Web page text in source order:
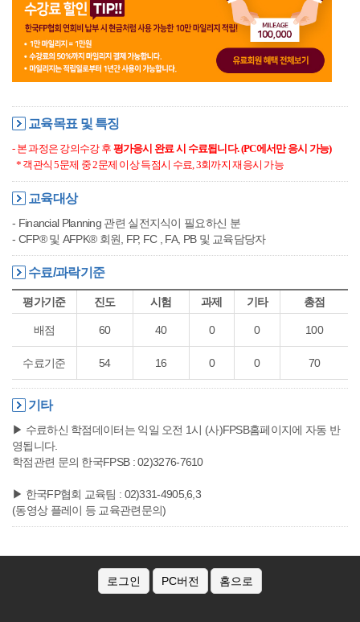
교육목표 및 특징
- 본 과정은 강의수강 후 평가응시 완료 시 수료됩니다. (PC에서만 응시 가능)
* 객관식 5문제 중 2문제 이상 득점시 수료, 3회까지 재응시 가능
교육대상
- Financial Planning 관련 실전지식이 필요하신 분
- CFP® 및 AFPK® 회원, FP, FC , FA, PB 및 교육담당자
수료/과락기준
평가기준 진도 시험 과제 기타 총점
배점 60 40 0 0 100
수료기준 54 16 0 0 70
기타
▶ 수료하신 학점데이터는 익일 오전 1시 (사)FPSB홈페이지에 자동 반
영됩니다.
학점관련 문의 한국FPSB : 02)3276-7610
▶ 한국FP협회 교육팀 : 02)331-4905,6,3
(동영상 플레이 등 교육관련문의)
로그인 PC버전 홈으로